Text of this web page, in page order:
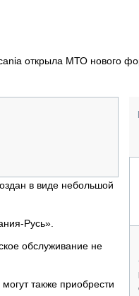
ПОДЪЁМНАЯ
ПАССАЖИРСКИЙ
КАРЬЕРНАЯ ТЕХНИКА
АВТОМАТИЗАЦИЯ И
открыла МТО нового
в виде небольшой
Русь».
обслуживание не
также приобрести